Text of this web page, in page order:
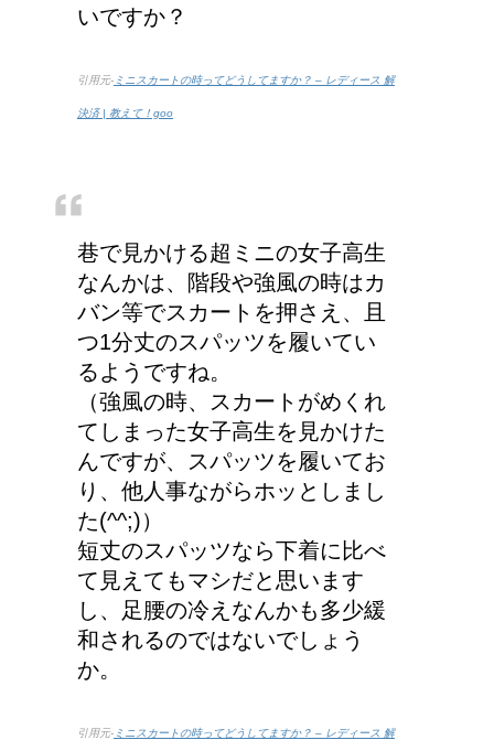
いですか？
引用元- ミニスカートの時ってどうしてますか？ – レディース 解
決済 | 教えて！goo
巷で見かける超ミニの女子高生
なんかは、階段や強風の時はカ
バン等でスカートを押さえ、且
つ1分丈のスパッツを履いてい
るようですね。
（強風の時、スカートがめくれ
てしまった女子高生を見かけた
んですが、スパッツを履いてお
り、他人事ながらホッとしまし
た(^^;)）
短丈のスパッツなら下着に比べ
て見えてもマシだと思います
し、足腰の冷えなんかも多少緩
和されるのではないでしょう
か。
引用元- ミニスカートの時ってどうしてますか？ – レディース 解